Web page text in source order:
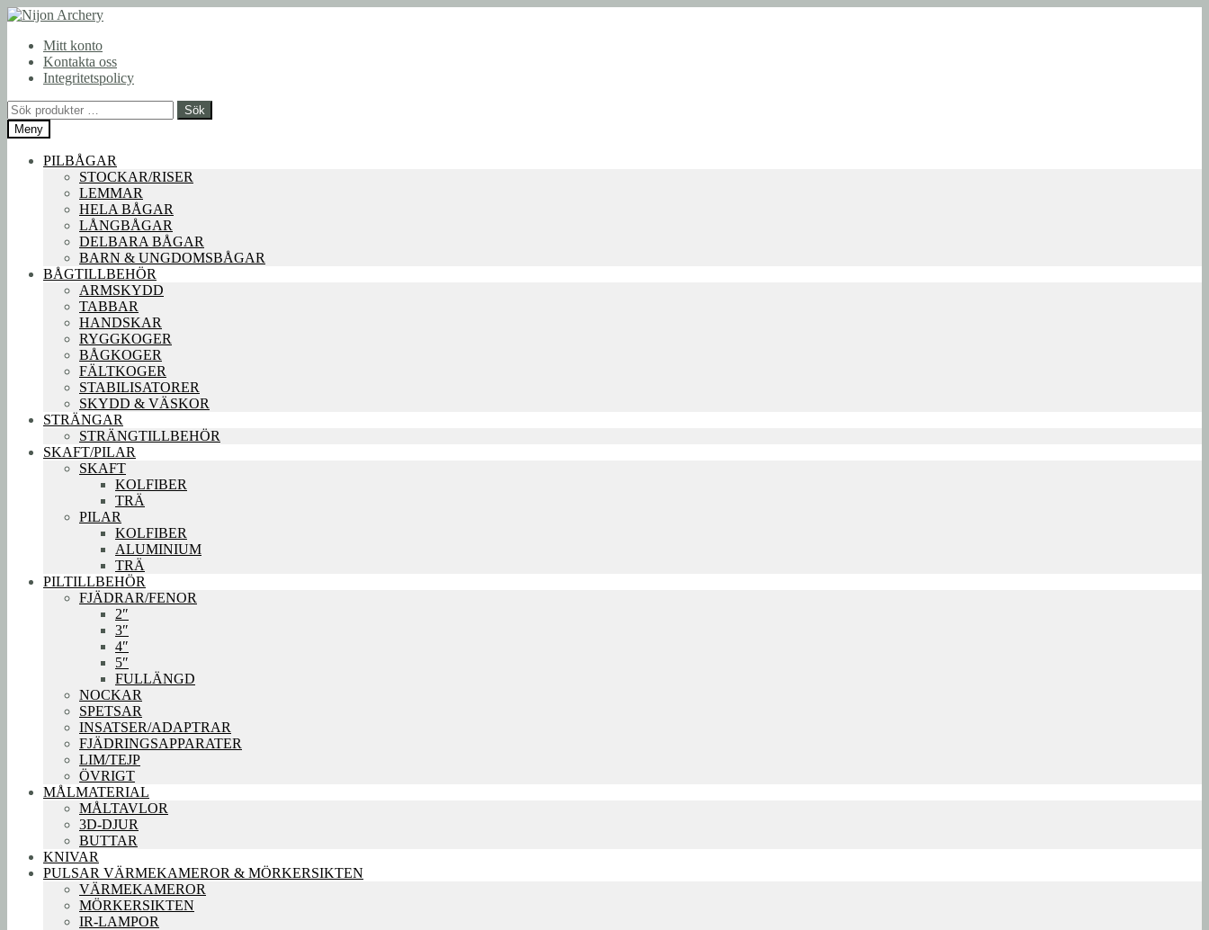
Hoppa
navigering
Hoppa
innehållMitt konto
Kontakta oss
Integritetspolicy
Sök
efter:
Sök
Meny
PILBÅGAR
STOCKAR/RISER
LEMMAR
HELA BÅGAR
LÅNGBÅGAR
DELBARA BÅGAR
BARN & UNGDOMSBÅGAR
BÅGTILLBEHÖR
ARMSKYDD
TABBAR
HANDSKAR
RYGGKOGER
BÅGKOGER
FÄLTKOGER
STABILISATORER
SKYDD & VÄSKOR
STRÄNGAR
STRÄNGTILLBEHÖR
SKAFT/PILAR
SKAFT
KOLFIBER
TRÄ
PILAR
KOLFIBER
ALUMINIUM
TRÄ
PILTILLBEHÖR
FJÄDRAR/FENOR
2″
3″
4″
5″
FULLÄNGD
NOCKAR
SPETSAR
INSATSER/ADAPTRAR
FJÄDRINGSAPPARATER
LIM/TEJP
ÖVRIGT
MÅLMATERIAL
MÅLTAVLOR
3D-DJUR
BUTTAR
KNIVAR
PULSAR VÄRMEKAMEROR & MÖRKERSIKTEN
VÄRMEKAMEROR
MÖRKERSIKTEN
IR-LAMPOR